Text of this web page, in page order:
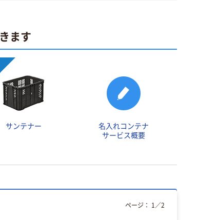
ます
サンテナー
名入れコンテナ
サービス概要
ページ： 1 ／2